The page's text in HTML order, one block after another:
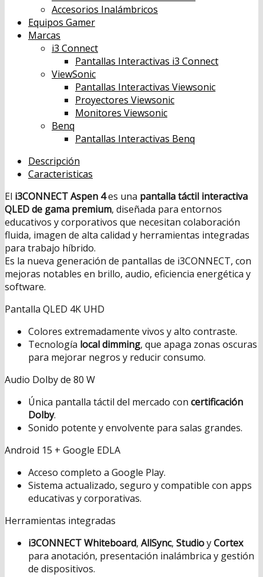
Accesorios Inalámbricos
Equipos Gamer
Marcas
i3 Connect
Pantallas Interactivas i3 Connect
ViewSonic
Pantallas Interactivas Viewsonic
Proyectores Viewsonic
Monitores Viewsonic
Benq
Pantallas Interactivas Benq
Descripción
Caracteristicas
El i3CONNECT Aspen 4es una pantalla táctil interactiva
QLED de gama premium, diseñada para entornos
educativos y corporativos que necesitan colaboración
fluida, imagen de alta calidad y herramientas integradas
para trabajo híbrido.
Es la nueva generación de pantallas de i3CONNECT, con
mejoras notables en brillo, audio, eficiencia energética y
software.
Pantalla QLED 4K UHD
Colores extremadamente vivos y alto contraste.
Tecnología local dimming, que apaga zonas oscuras
para mejorar negros y reducir consumo.
Audio Dolby de 80 W
Única pantalla táctil del mercado con certificación
Dolby.
Sonido potente y envolvente para salas grandes.
Android 15 + Google EDLA
Acceso completo a Google Play.
Sistema actualizado, seguro y compatible con apps
educativas y corporativas.
Herramientas integradas
i3CONNECT Whiteboard, AllSync, StudioyCortex
para anotación, presentación inalámbrica y gestión
de dispositivos.